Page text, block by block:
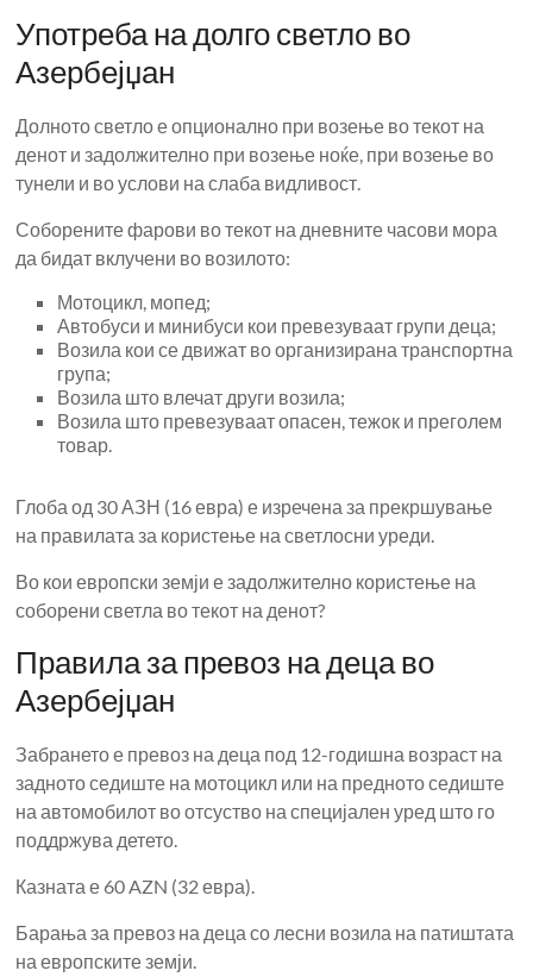
Употреба на долго светло во
Азербејџан
Долното светло е опционално при возење во текот на
денот и задолжително при возење ноќе, при возење во
тунели и во услови на слаба видливост.
Соборените фарови во текот на дневните часови мора
да бидат вклучени во возилото:
Мотоцикл, мопед;
Автобуси и минибуси кои превезуваат групи деца;
Возила кои се движат во организирана транспортна
група;
Возила што влечат други возила;
Возила што превезуваат опасен, тежок и преголем
товар.
Глоба од 30 АЗН (16 евра) е изречена за прекршување
на правилата за користење на светлосни уреди.
Во кои европски земји е задолжително користење на
соборени светла во текот на денот?
Правила за превоз на деца во
Азербејџан
Забрането е превоз на деца под 12-годишна возраст на
задното седиште на мотоцикл или на предното седиште
на автомобилот во отсуство на специјален уред што го
поддржува детето.
Казната е 60 AZN (32 евра).
Барања за превоз на деца со лесни возила на патиштата
на европските земји.